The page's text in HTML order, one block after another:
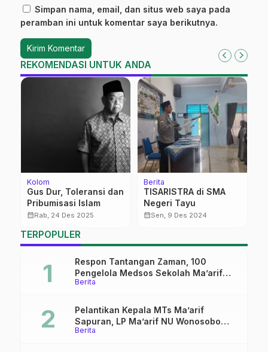
Simpan nama, email, dan situs web saya pada
peramban ini untuk komentar saya berikutnya.
REKOMENDASI UNTUK ANDA
Kolom
Gus Dur, Toleransi dan
Pribumisasi Islam
calendar_monthRab, 24 Des 2025
Berita
TISARISTRA di SMA
Negeri Tayu
calendar_monthSen, 9 Des 2024
TERPOPULER
Berita
Respon Tantangan Zaman, 100
Pengelola Medsos Sekolah Ma’arif
Pekalongan Ikuti Pelatihan Literasi
Berita
Pelantikan Kepala MTs Ma’arif
Sapuran, LP Ma’arif NU Wonosobo
Tekankan Lima Amanah